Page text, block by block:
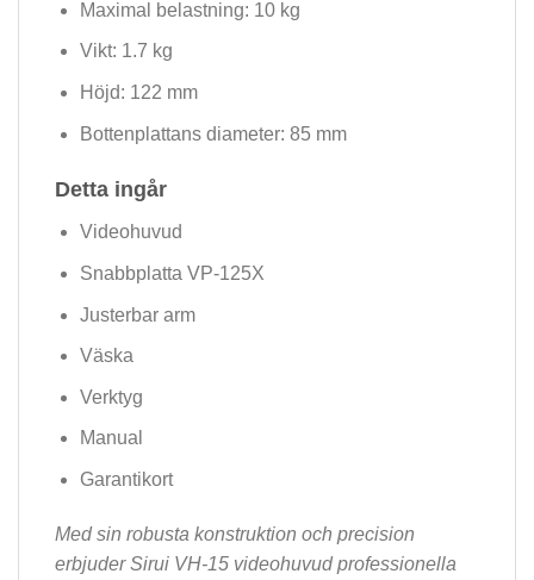
Maximal belastning: 10 kg
Vikt: 1.7 kg
Höjd: 122 mm
Bottenplattans diameter: 85 mm
Detta ingår
Videohuvud
Snabbplatta VP-125X
Justerbar arm
Väska
Verktyg
Manual
Garantikort
Med sin robusta konstruktion och precision
erbjuder Sirui VH-15 videohuvud professionella